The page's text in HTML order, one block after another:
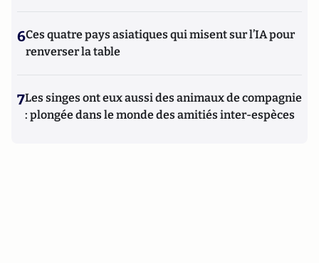
6Ces quatre pays asiatiques qui misent sur l’IA pour
renverser la table
7Les singes ont eux aussi des animaux de compagnie
: plongée dans le monde des amitiés inter-espèces